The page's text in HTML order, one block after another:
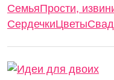
СемьяПрости,
СердечкиЦветы